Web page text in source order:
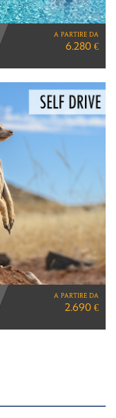
a partire da
6.280 €
a partire da
2.690 €